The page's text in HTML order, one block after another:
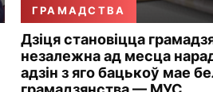
ГРАМАДСТВА
Дзіця становіцца
незалежна ад месца
адзін з яго бацькоў мае